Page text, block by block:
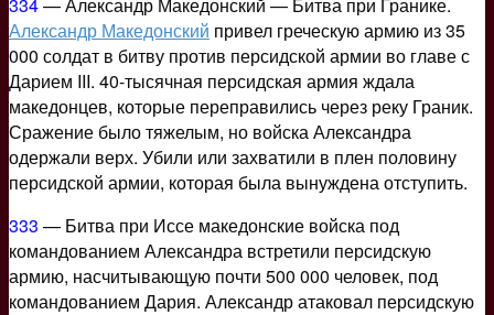
Александр Македонский привел греческую армию из 35
000 солдат в битву против персидской армии во главе с
Дарием III. 40-тысячная персидская армия ждала
македонцев, которые переправились через реку Граник.
Сражение было тяжелым, но войска Александра
одержали верх. Убили или захватили в плен половину
персидской армии, которая была вынуждена отступить.
333 — Битва при Иссе македонские войска под
командованием Александра встретили персидскую
армию, насчитывающую почти 500 000 человек, под
командованием Дария. Александр атаковал персидскую